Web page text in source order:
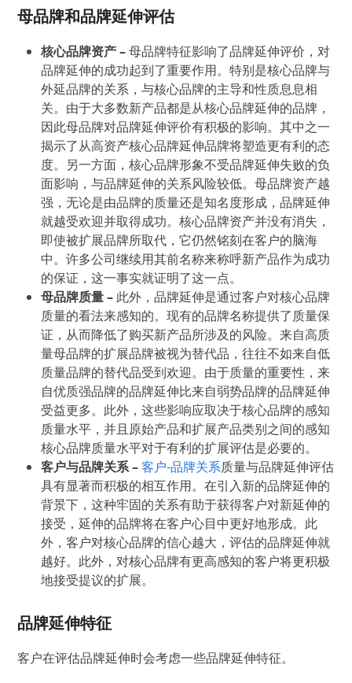
母品牌和品牌延伸评估
核心品牌资产–母品牌特征影响了品牌延伸评价，对
品牌延伸的成功起到了重要作用。特别是核心品牌与
外延品牌的关系，与核心品牌的主导和性质息息相
关。由于大多数新产品都是从核心品牌延伸的品牌，
因此母品牌对品牌延伸评价有积极的影响。其中之一
揭示了从高资产核心品牌延伸品牌将塑造更有利的态
度。另一方面，核心品牌形象不受品牌延伸失败的负
面影响，与品牌延伸的关系风险较低。母品牌资产越
强，无论是由品牌的质量还是知名度形成，品牌延伸
就越受欢迎并取得成功。核心品牌资产并没有消失，
即使被扩展品牌所取代，它仍然铭刻在客户的脑海
中。许多公司继续用其前名称来称呼新产品作为成功
的保证，这一事实就证明了这一点。
母品牌质量– 此外，品牌延伸是通过客户对核心品牌
质量的看法来感知的。现有的品牌名称提供了质量保
证，从而降低了购买新产品所涉及的风险。来自高质
量母品牌的扩展品牌被视为替代品，往往不如来自低
质量品牌的替代品受到欢迎。由于质量的重要性，来
自优质强品牌的品牌延伸比来自弱势品牌的品牌延伸
受益更多。此外，这些影响应取决于核心品牌的感知
质量水平，并且原始产品和扩展产品类别之间的感知
核心品牌质量水平对于有利的扩展评估是必要的。
客户与品牌关系–客户-品牌关系质量与品牌延伸评估
具有显著而积极的相互作用。在引入新的品牌延伸的
背景下，这种牢固的关系有助于获得客户对新延伸的
接受，延伸的品牌将在客户心目中更好地形成。此
外，客户对核心品牌的信心越大，评估的品牌延伸就
越好。此外，对核心品牌有更高感知的客户将更积极
地接受提议的扩展。
品牌延伸特征
客户在评估品牌延伸时会考虑一些品牌延伸特征。